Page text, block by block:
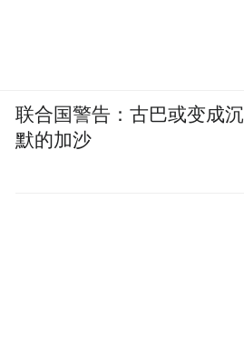
联合国警告：古巴或变成沉
默的加沙